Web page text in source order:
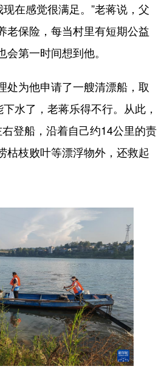
在感觉很满足。”老蒋说，父
老保险，每当村里有短期公益
第一时间想到他。
为他申请了一艘清漂船，取
水了，老蒋乐得不行。从此，
登船，沿着自己约14公里的责
枯枝败叶等漂浮物外，还救起